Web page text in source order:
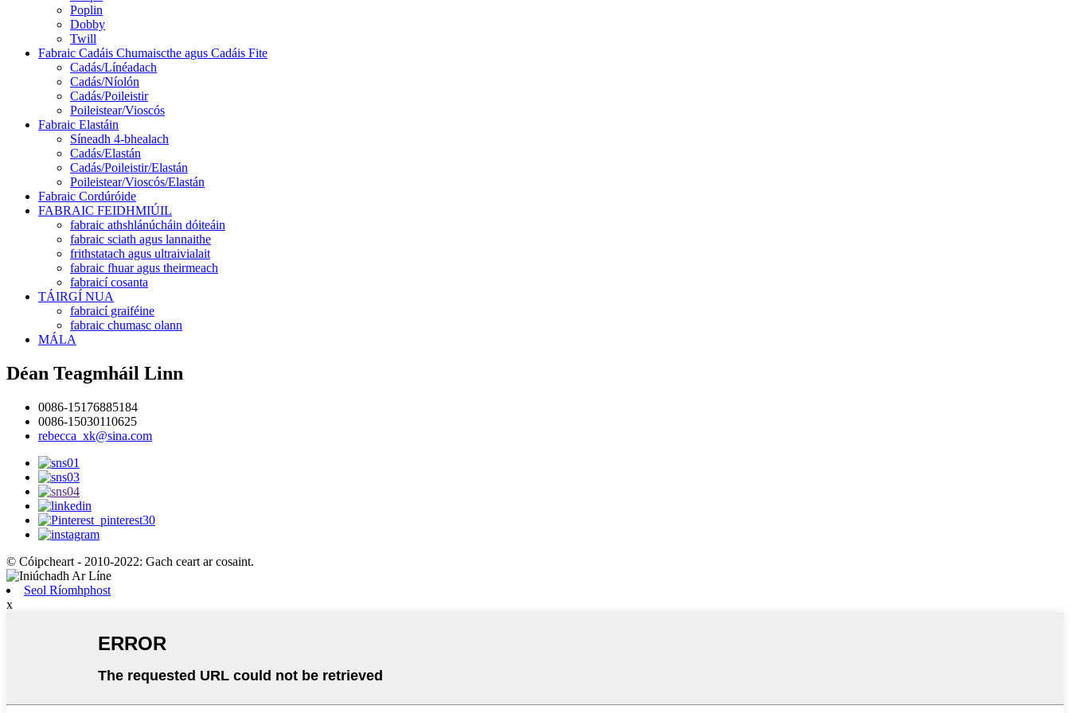
Poplin
Dobby
Twill
Fabraic Cadáis Chumaiscthe agus Cadáis Fite
Cadás/Línéadach
Cadás/Níolón
Cadás/Poileistir
Poileistear/Vioscós
Fabraic Elastáin
Síneadh 4-bhealach
Cadás/Elastán
Cadás/Poileistir/Elastán
Poileistear/Vioscós/Elastán
Fabraic Cordúróide
FABRAIC FEIDHMIÚIL
fabraic athshlánúcháin dóiteáin
fabraic sciath agus lannaithe
frithstatach agus ultraivialait
fabraic fhuar agus theirmeach
fabraicí cosanta
TÁIRGÍ NUA
fabraicí graiféine
fabraic chumasc olann
MÁLA
Déan Teagmháil Linn
0086-15176885184
0086-15030110625
rebecca_xk@sina.com
© Cóipcheart - 2010-2022: Gach ceart ar cosaint.
Seol Ríomhphost
x